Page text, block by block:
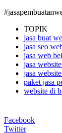
TOPIK
jasa buat
jasa seo
jasa web
jasa
jasa
paket jasa
website di
Facebook
Twitter